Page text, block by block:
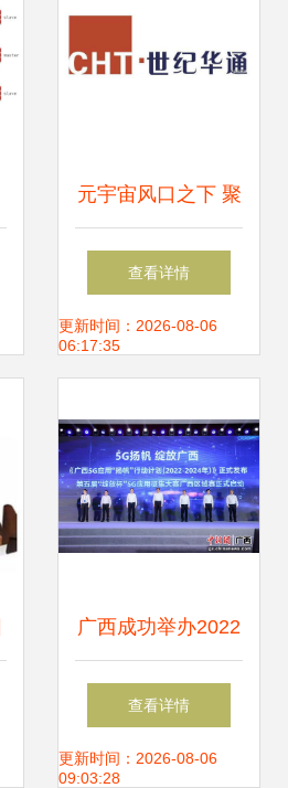
元宇宙风口之下 聚
焦5元以下的信息
系统集成服务潜力
查看详情
更新时间：2026-08-06
06:17:35
广西成功举办2022
年世界电信和信息
社会日大会，聚焦
查看详情
更新时间：2026-08-06
09:03:28